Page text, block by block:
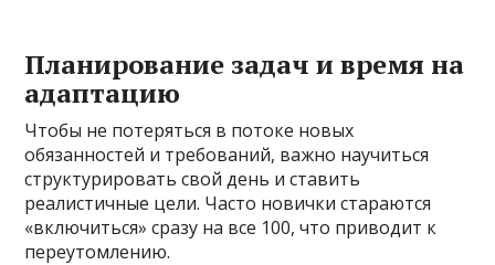
Планирование задач и время на
адаптацию
Чтобы не потеряться в потоке новых
обязанностей и требований, важно научиться
структурировать свой день и ставить
реалистичные цели. Часто новички стараются
«включиться» сразу на все 100, что приводит к
переутомлению.